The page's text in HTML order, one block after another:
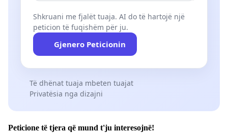
Shkruani me fjalët tuaja. AI do të hartojë një
peticion të fuqishëm për ju.
Gjenero Peticionin
Të dhënat tuaja mbeten tuajat
Privatësia nga dizajni
Peticione të tjera që mund t'ju interesojnë!